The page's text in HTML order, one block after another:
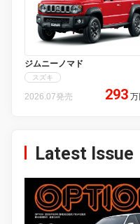
ジムニーノマド
スズキ
2026.07発売 293 万
Latest Issue